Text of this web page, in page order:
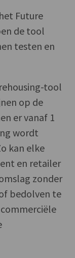
Future
de tool
testen en
tool
op de
er vanaf 1
wordt
kan elke
en retailer
zonder
bedolven te